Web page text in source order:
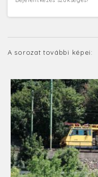
A sorozat további képei: